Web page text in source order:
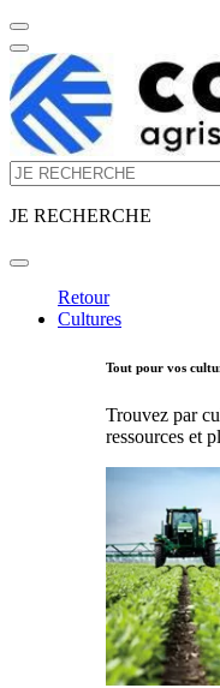
JE RECHERCHE
Retour
Cultures
Tout pour vos
Trouvez par
ressources et